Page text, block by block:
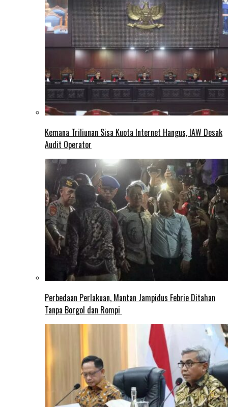
Kemana Triliunan Sisa Kuota Internet Hangus, IAW Desak
Audit Operator
Perbedaan Perlakuan, Mantan Jampidus Febrie Ditahan
Tanpa Borgol dan Rompi